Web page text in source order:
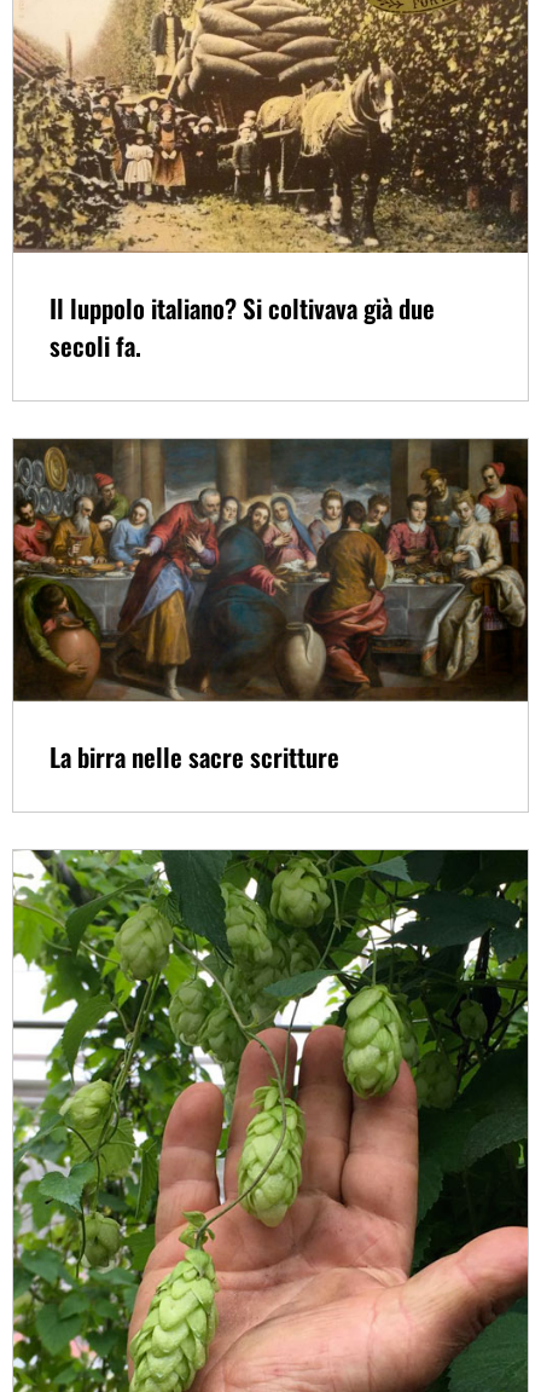
Il luppolo italiano? Si coltivava già due
secoli fa.
La birra nelle sacre scritture